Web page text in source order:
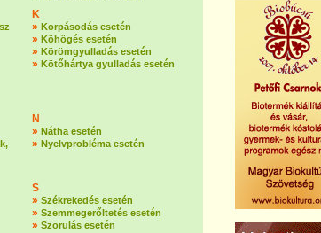
K
» Korpásodás esetén
» Köhögés esetén
» Körömgyulladás esetén
» Kötőhártya gyulladás esetén
N
» Nátha esetén
» Nyelvprobléma esetén
S
» Székrekedés esetén
» Szemmegerőltetés esetén
» Szorulás esetén